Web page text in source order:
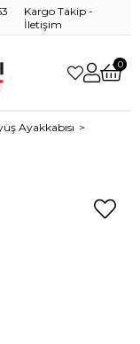
Kargo Takip -
İletişim
0
Ayakkabısı